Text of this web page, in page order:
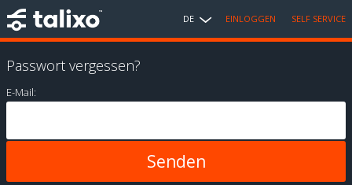
DE EINLOGGEN SELF SERVICE
Passwort vergessen?
E-Mail: